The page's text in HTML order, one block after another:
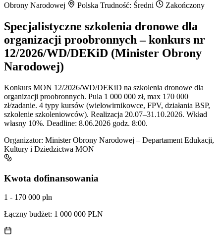
Obrony Narodowej
Polska Trudność: Średni Zakończony
Specjalistyczne szkolenia dronowe dla
organizacji proobronnych – konkurs nr
12/2026/WD/DEKiD (Minister Obrony
Narodowej)
Konkurs MON 12/2026/WD/DEKiD na szkolenia dronowe dla
organizacji proobronnych. Pula 1 000 000 zł, max 170 000
zł/zadanie. 4 typy kursów (wielowirnikowce, FPV, działania BSP,
szkolenie szkoleniowców). Realizacja 20.07–31.10.2026. Wkład
własny 10%. Deadline: 8.06.2026 godz. 8:00.
Organizator: Minister Obrony Narodowej – Departament Edukacji,
Kultury i Dziedzictwa MON
Kwota dofinansowania
1 - 170 000 pln
Łączny budżet: 1 000 000 PLN